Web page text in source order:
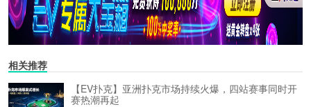
相关推荐
【EV扑克】亚洲扑克市场持续火爆，四站赛事同时开
赛热潮再起